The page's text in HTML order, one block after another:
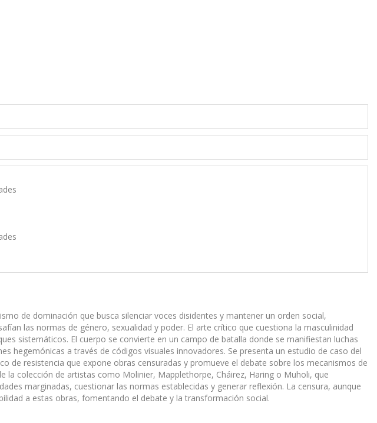
de dominación que busca silenciar voces disidentes y mantener un orden social,
las normas de género, sexualidad y poder. El arte crítico que cuestiona la masculinidad
sistemáticos. El cuerpo se convierte en un campo de batalla donde se manifiestan luchas
hegemónicas a través de códigos visuales innovadores. Se presenta un estudio de caso del
de resistencia que expone obras censuradas y promueve el debate sobre los mecanismos de
la colección de artistas como Molinier, Mapplethorpe, Cháirez, Haring o Muholi, que
marginadas, cuestionar las normas establecidas y generar reflexión. La censura, aunque
a estas obras, fomentando el debate y la transformación social.